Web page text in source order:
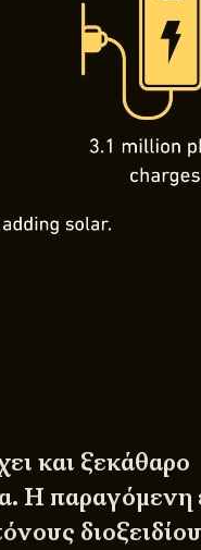
και ξεκάθαρο
Η παραγόμενη